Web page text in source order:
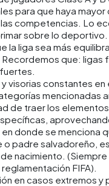
para que haya
competencias. Lo
sobre lo deportivo.
la liga sea más
que: ligas
visorias constantes en
mencionadas
de traer los
donde se menciona
o padre salvadoreño,
nacimiento. (Siempre
FIFA).
en casos extremos y